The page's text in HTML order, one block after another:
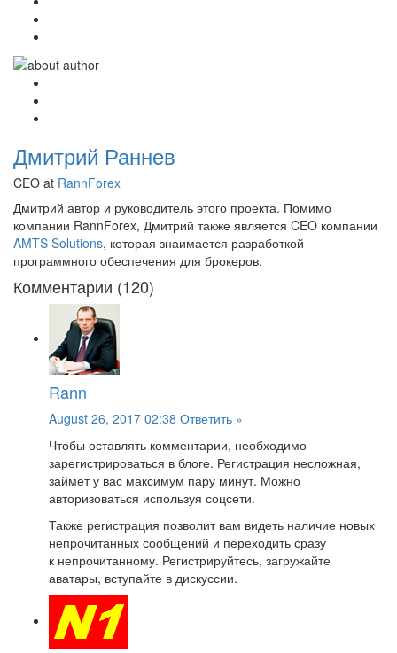
Дмитрий Раннев
CEO at RannForex
Дмитрий автор и руководитель этого проекта. Помимо
компании RannForex, Дмитрий также является CEO компании
AMTS Solutions, которая знаимается разработкой
программного обеспечения для брокеров.
Комментарии (120)
Rann
August 26, 2017 02:38 Ответить »
Чтобы оставлять комментарии, необходимо
зарегистрироваться в блоге. Регистрация несложная,
займет у вас максимум пару минут. Можно
авторизоваться используя соцсети.
Также регистрация позволит вам видеть наличие новых
непрочитанных сообщений и переходить сразу
к непрочитанному. Регистрируйтесь, загружайте
аватары, вступайте в дискуссии.